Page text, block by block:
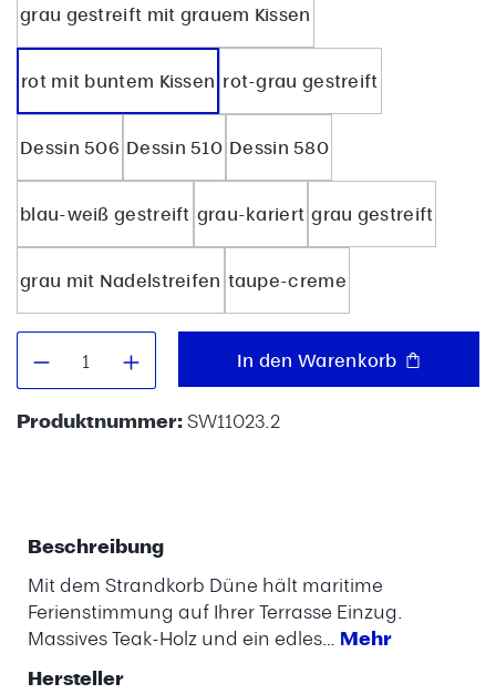
grau gestreift mit grauem Kissen
rot mit buntem Kissen rot-grau gestreift
Dessin 506 Dessin 510 Dessin 580
blau-weiß gestreift grau-kariert grau gestreift
grau mit Nadelstreifen taupe-creme
Produkt Anzahl: Gib denIn den Warenkorb
Produktnummer:SW11023.2
Beschreibung
Mit dem Strandkorb Düne hält maritime
Ferienstimmung auf Ihrer Terrasse Einzug.
Massives Teak-Holz und ein edles… Mehr
Hersteller